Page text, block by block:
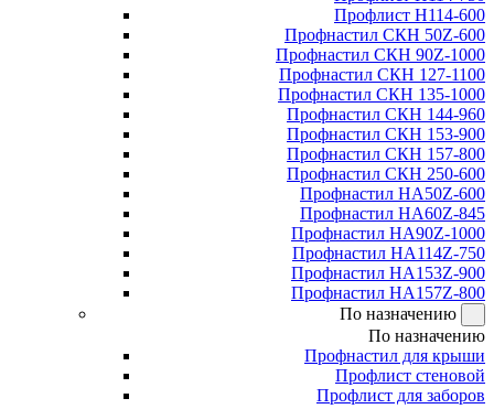
Профлист Н114-600
Профнастил СКН 50Z-600
Профнастил СКН 90Z-1000
Профнастил СКН 127-1100
Профнастил СКН 135-1000
Профнастил СКН 144-960
Профнастил СКН 153-900
Профнастил СКН 157-800
Профнастил СКН 250-600
Профнастил НА50Z-600
Профнастил НА60Z-845
Профнастил НА90Z-1000
Профнастил НА114Z-750
Профнастил НА153Z-900
Профнастил НА157Z-800
По назначению
По назначению
Профнастил для крыши
Профлист стеновой
Профлист для заборов